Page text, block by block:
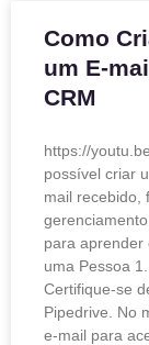
Como
um E-
CRM
https://
possível criar
mail recebido,
para aprender
uma Pessoa
Certifique-se
Pipedrive. No
e-mail para